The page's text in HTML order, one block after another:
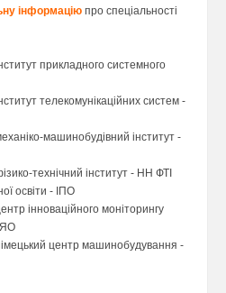
інформацію про спеціальності
прикладного системного
телекомунiкацiйних систем -
машинобудiвний iнститут -
технiчний iнститут - НН ФТІ
освіти - ІПО
інноваційного моніторингу
центр машинобудування -